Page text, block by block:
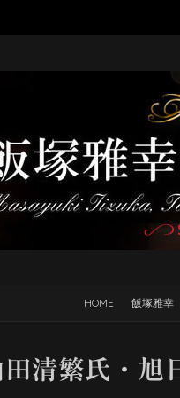
HOME 飯塚雅幸
清繁氏・旭